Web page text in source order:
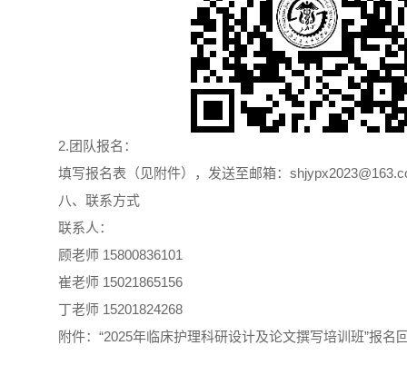
2.团队报名：
填写报名表（见附件），发送至邮箱：
八、联系方式
联系人：
顾老师 15800836101
崔老师 15021865156
丁老师 15201824268
附件：“2025年临床护理科研设计及论文撰写培训班”报名